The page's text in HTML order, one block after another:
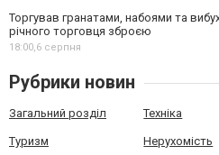
Торгував гранатами, набоями та
річного торговця зброєю
18:00,6 серпня
Рубрики новин
Загальний розділ Техніка
Туризм Нерухомість